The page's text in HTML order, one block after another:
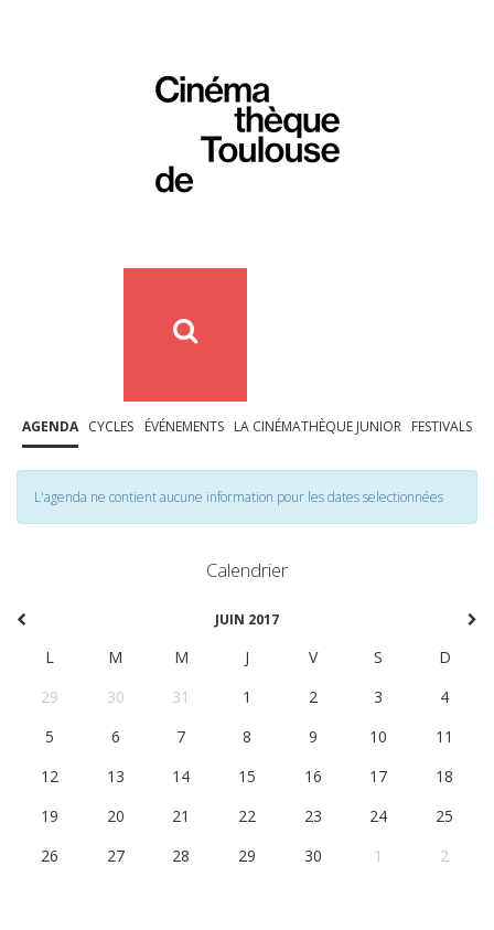
AGENDA CYCLES ÉVÉNEMENTS LA CINÉMATHÈQUE JUNIOR FESTIVALS
L'agenda ne contient aucune information pour les dates selectionnées
Calendrier
JUIN 2017
L M M J V S
D
29
30 31 1 2 3
4
5
6 7 8 9 10
11
12
13 14 15 16 17
18
19
20 21 22 23 24
25
26
27 28 29 30 1 2